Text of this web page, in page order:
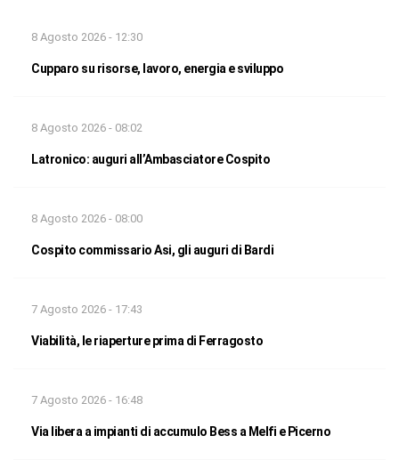
8 Agosto 2026 - 12:30
Cupparo su risorse, lavoro, energia e sviluppo
8 Agosto 2026 - 08:02
Latronico: auguri all’Ambasciatore Cospito
8 Agosto 2026 - 08:00
Cospito commissario Asi, gli auguri di Bardi
7 Agosto 2026 - 17:43
Viabilità, le riaperture prima di Ferragosto
7 Agosto 2026 - 16:48
Via libera a impianti di accumulo Bess a Melfi e Picerno